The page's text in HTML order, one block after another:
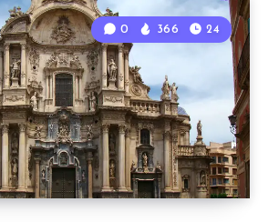
0 366 24